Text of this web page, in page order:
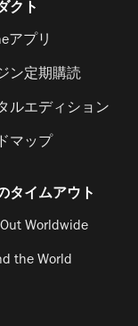
クト
アプリ
ン定期購読
ルエディション
マップ
タイムアウト
Worldwide
the World